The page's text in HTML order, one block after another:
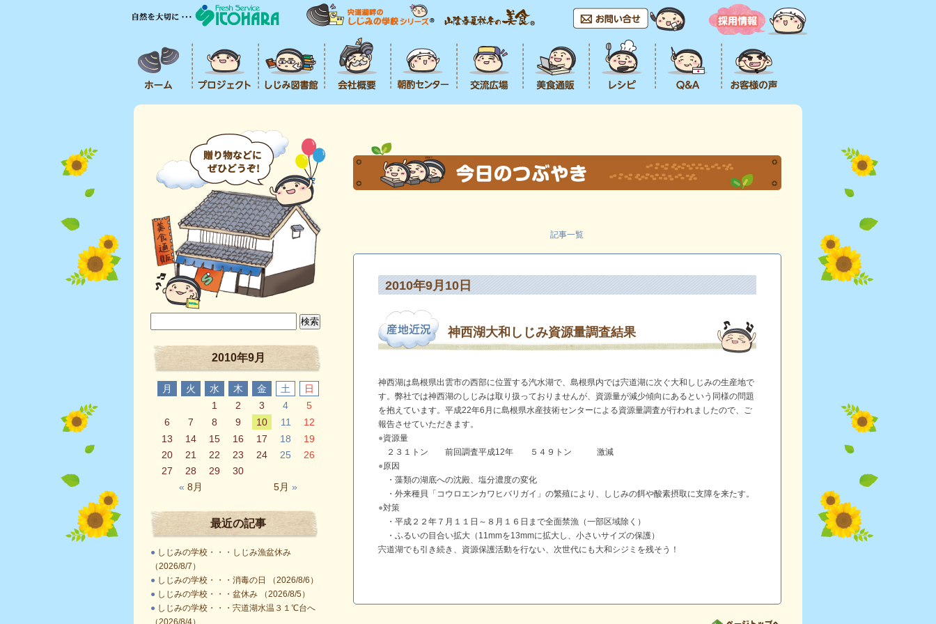
2010年9月
月 火 水 木 金 土 日
« 8月 5月 »
1 2 3 4
5
6
7 8 9 10 11
12
13
14 15 16 17 18
19
20
21 22 23 24 25
26
27
28 29 30
最近の記事
● しじみの学校・・・しじみ漁盆休み
（2026/8/7）
● しじみの学校・・・消毒の日 （2026/8/6）
● しじみの学校・・・盆休み （2026/8/5）
● しじみの学校・・・宍道湖水温３１℃台へ
（2026/8/4）
記事一覧
2010年9月10日
神西湖大和しじみ資源量調査結果
神西湖は島根県出雲市の西部に位置する汽水湖で、島根県内では宍道湖に次ぐ大和しじみの生産地で
す。弊社では神西湖のしじみは取り扱っておりませんが、資源量が減少傾向にあるという同様の問題
を抱えています。平成22年6月に島根県水産技術センターによる資源量調査が行われましたので、ご
報告させていただきます。
●資源量
２３１トン 前回調査平成12年 ５４９トン 激減
●原因
・藻類の湖底への沈殿、塩分濃度の変化
・外来種貝「コウロエンカワヒバリガイ」の繁殖により、しじみの餌や酸素摂取に支障を来たす。
●対策
・平成２２年７月１１日～８月１６日まで全面禁漁（一部区域除く）
・ふるいの目合い拡大（11mmを13mmに拡大し、小さいサイズの保護）
宍道湖でも引き続き、資源保護活動を行ない、次世代にも大和シジミを残そう！